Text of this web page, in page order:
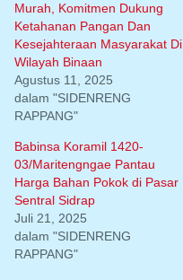
Murah, Komitmen Dukung
Ketahanan Pangan Dan
Kesejahteraan Masyarakat Di
Wilayah Binaan
Agustus 11, 2025
dalam "SIDENRENG
RAPPANG"
Babinsa Koramil 1420-
03/Maritengngae Pantau
Harga Bahan Pokok di Pasar
Sentral Sidrap
Juli 21, 2025
dalam "SIDENRENG
RAPPANG"